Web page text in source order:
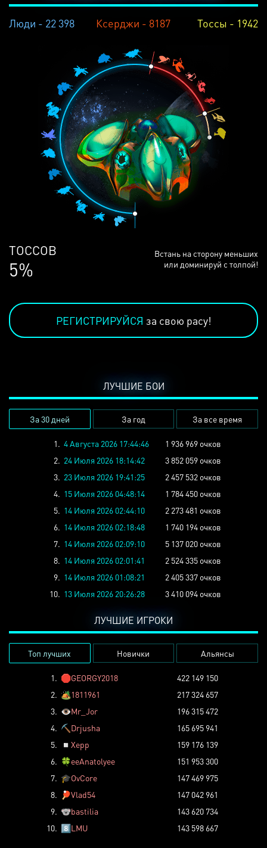
Люди - 22 398 Ксерджи - 8187 Тоссы - 1942
ЛЮДЕЙ
68%
Встань на сторону меньших
или доминируй с толпой!
РЕГИСТРИРУЙСЯ за свою расу!
ЛУЧШИЕ БОИ
За 30 дней За год За все время
1. 4 Августа 2026 17:44:46
1 936 969 очков
2. 24 Июля 2026 18:14:42
3 852 059 очков
3. 23 Июля 2026 19:41:25
2 457 532 очков
4. 15 Июля 2026 04:48:14
1 784 450 очков
5. 14 Июля 2026 02:44:10
2 273 481 очков
6. 14 Июля 2026 02:18:48
1 740 194 очков
7. 14 Июля 2026 02:09:10
5 137 020 очков
8. 14 Июля 2026 02:01:41
2 524 335 очков
9. 14 Июля 2026 01:08:21
2 405 337 очков
10. 13 Июля 2026 20:26:28 3 410 094 очков
ЛУЧШИЕ ИГРОКИ
Топ лучших Новички Альянсы
1. 🛑GEORGY2018
422 149 150
2. 🏕️1811961
217 324 657
3. 👁️Mr_Jor
196 315 472
4. ⛏️ Drjusha
165 695 941
5.
◽ Xepp
159 176 139
6. 🍀eeAnatolyee
151 953 300
7. 🎓OvCore
147 469 975
8.
🏓Vlad54
147 042 961
9. 🐨bastilia
143 620 734
10. 8️⃣LMU 143 598 667